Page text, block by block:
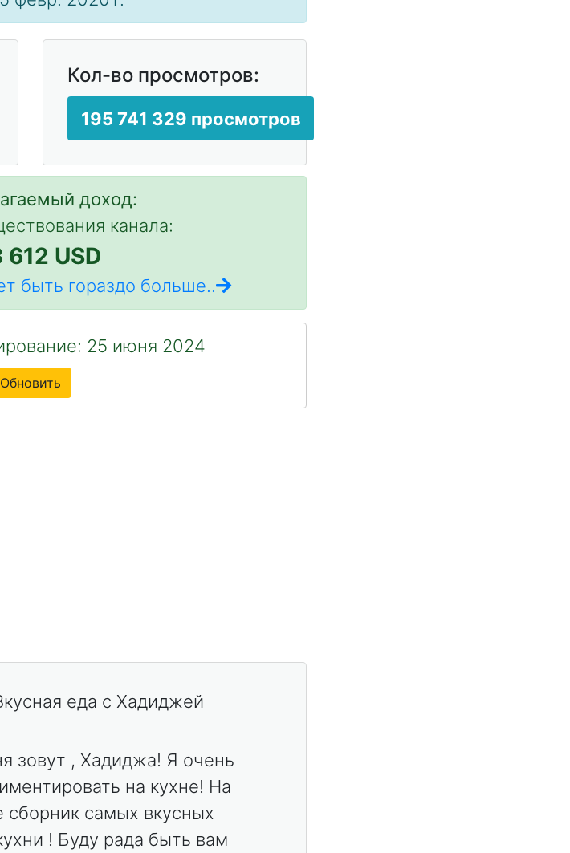
Кол-во просмотров:
195 741 329 просмотров
доход:
канала:
612 USD
быть гораздо больше..
25 июня 2024
Обновить
зовут , Хадиджа! Я очень
на кухне! На
самых вкусных
! Буду рада быть вам